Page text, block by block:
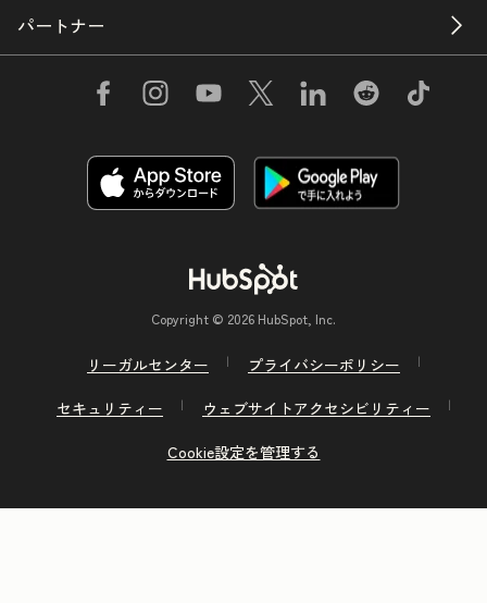
パートナー
Copyright © 2026 HubSpot, Inc.
リーガルセンター
プライバシーポリシー
セキュリティー
ウェブサイトアクセシビリティー
Cookie設定を管理する